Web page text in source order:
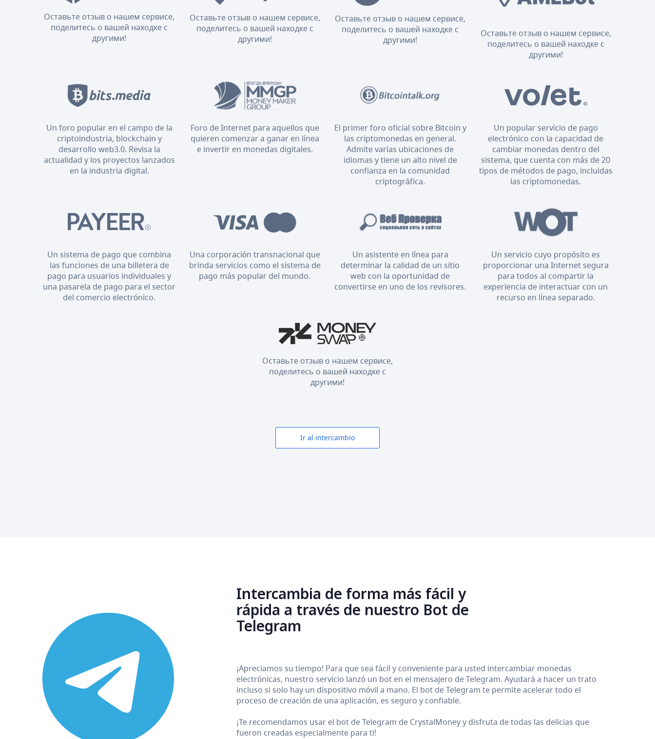
Оставьте отзыв о нашем сервисе,
поделитесь о вашей находке с
другими!
Оставьте отзыв о нашем сервисе,
поделитесь о вашей находке с
другими!
Оставьте отзыв о нашем сервисе,
поделитесь о вашей находке с
другими!
Оставьте отзыв о нашем сервисе,
поделитесь о вашей находке с
другими!
Un foro popular en el campo de la
criptoindustria, blockchain y
desarrollo web3.0. Revisa la
actualidad y los proyectos lanzados
en la industria digital.
Foro de Internet para aquellos que
quieren comenzar a ganar en línea
e invertir en monedas digitales.
El primer foro oficial sobre Bitcoin y
las criptomonedas en general.
Admite varias ubicaciones de
idiomas y tiene un alto nivel de
confianza en la comunidad
criptográfica.
Un popular servicio de pago
electrónico con la capacidad de
cambiar monedas dentro del
sistema, que cuenta con más de 20
tipos de métodos de pago, incluidas
las criptomonedas.
Un sistema de pago que combina
las funciones de una billetera de
pago para usuarios individuales y
una pasarela de pago para el sector
del comercio electrónico.
Una corporación transnacional que
brinda servicios como el sistema de
pago más popular del mundo.
Un asistente en línea para
determinar la calidad de un sitio
web con la oportunidad de
convertirse en uno de los revisores.
Un servicio cuyo propósito es
proporcionar una Internet segura
para todos al compartir la
experiencia de interactuar con un
recurso en línea separado.
Оставьте отзыв о нашем сервисе,
поделитесь о вашей находке с
другими!
Ir al intercambio
Intercambia de forma más fácil y
rápida a través de nuestro Bot de
Telegram
¡Apreciamos su tiempo! Para que sea fácil y conveniente para usted intercambiar monedas
electrónicas, nuestro servicio lanzó un bot en el mensajero de Telegram. Ayudará a hacer un trato
incluso si solo hay un dispositivo móvil a mano. El bot de Telegram te permite acelerar todo el
proceso de creación de una aplicación, es seguro y confiable.
¡Te recomendamos usar el bot de Telegram de CrystalMoney y disfruta de todas las delicias que
fueron creadas especialmente para ti!